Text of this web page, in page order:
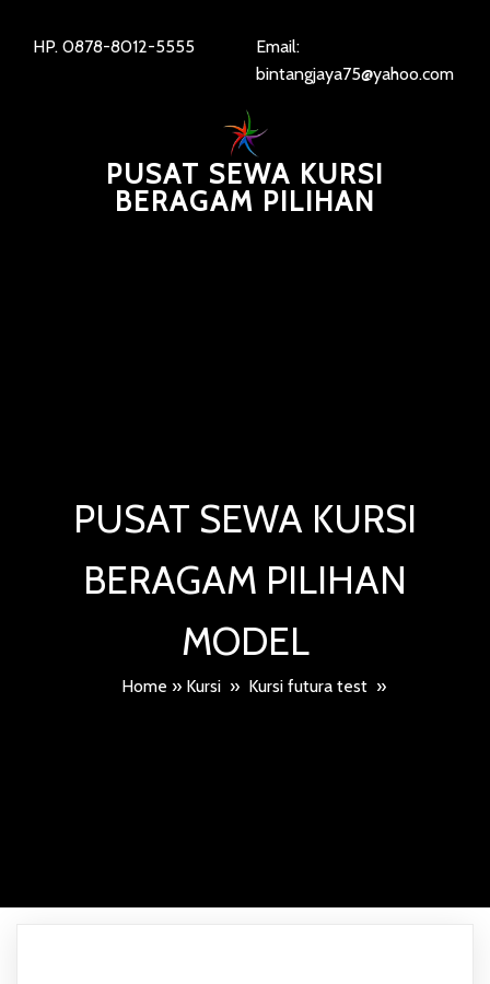
HP. 0878-8012-5555
Email:
bintangjaya75@yahoo.com
PUSAT SEWA KURSI
BERAGAM PILIHAN
PUSAT SEWA KURSI
BERAGAM PILIHAN
MODEL
Home » Kursi » Kursi futura test »